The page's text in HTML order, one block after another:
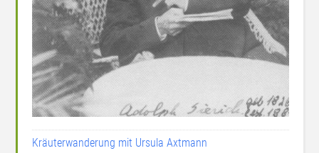
Kräuterwanderung mit Ursula Axtmann